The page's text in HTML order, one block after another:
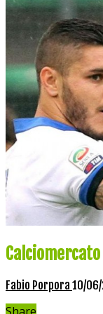
Fabio Porpora 10/